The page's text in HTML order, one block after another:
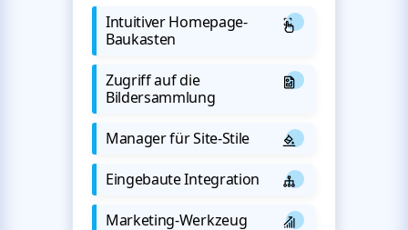
Intuitiver Homepage-
Baukasten
Zugriff auf die
Bildersammlung
Manager für Site-Stile
Eingebaute Integration
Marketing-Werkzeug